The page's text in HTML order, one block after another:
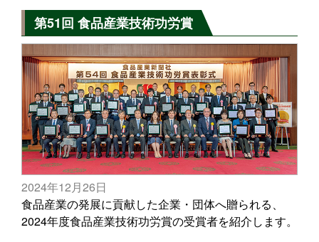
第51回 食品産業技術功労賞
2024年12月26日
食品産業の発展に貢献した企業・団体へ贈られる、
2024年度食品産業技術功労賞の受賞者を紹介します。